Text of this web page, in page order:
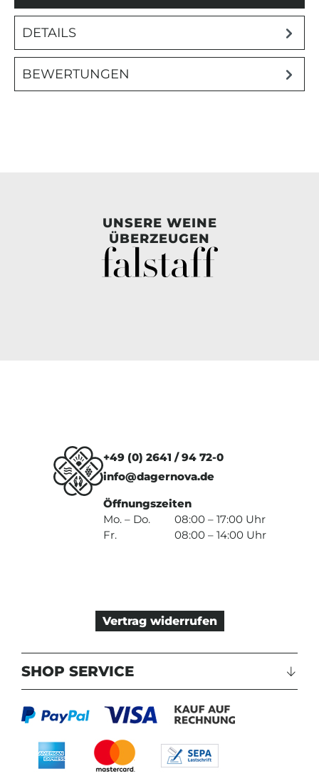
DETAILS
BEWERTUNGEN
UNSERE WEINE
ÜBERZEUGEN
+49 (0) 2641 / 94 72-0
info@dagernova.de
Öffnungszeiten
Mo. – Do.
08:00 – 17:00 Uhr
Fr.
08:00 – 14:00 Uhr
Vertrag widerrufen
SHOP SERVICE